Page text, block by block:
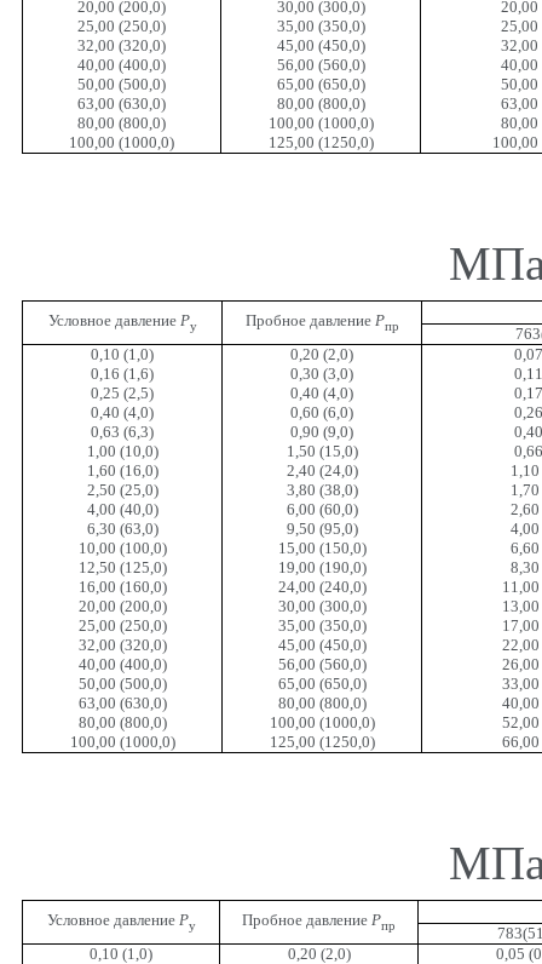
20,00 (200,0)
30,00 (300,0)
20,00
25,00 (250,0)
35,00 (350,0)
25,00
32,00 (320,0)
45,00 (450,0)
32,00
40,00 (400,0)
56,00 (560,0)
40,00
50,00 (500,0)
65,00 (650,0)
50,00
63,00 (630,0)
80,00 (800,0)
63,00
80,00 (800,0)
100,00 (1000,0)
80,00
100,00 (1000,0)
125,00 (1250,0) 100,00
МПа
Условное давление Ру Пробное давление Рпр
0,10 (1,0)
0,20 (2,0)
0,16 (1,6)
0,30 (3,0)
0,25 (2,5)
0,40 (4,0)
0,40 (4,0)
0,60 (6,0)
0,63 (6,3)
0,90 (9,0)
1,00 (10,0)
1,50 (15,0)
1,60 (16,0)
2,40 (24,0)
2,50 (25,0)
3,80 (38,0)
4,00 (40,0)
6,00 (60,0)
6,30 (63,0)
9,50 (95,0)
10,00 (100,0)
15,00 (150,0)
12,50 (125,0)
19,00 (190,0)
16,00 (160,0)
24,00 (240,0)
20,00 (200,0)
30,00 (300,0)
25,00 (250,0)
35,00 (350,0)
32,00 (320,0)
45,00 (450,0)
40,00 (400,0)
56,00 (560,0)
50,00 (500,0)
65,00 (650,0)
63,00 (630,0)
80,00 (800,0)
80,00 (800,0)
100,00 (1000,0)
100,00 (1000,0)
125,00 (1250,0)
МПа
Условное давление Ру Пробное давление Рпр
0,10 (1,0)
0,20 (2,0) 0,05